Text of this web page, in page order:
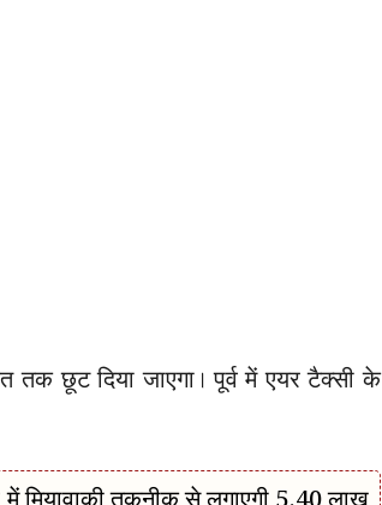
तक छूट दिया जाएगा। पूर्व में एयर टैक्सी के